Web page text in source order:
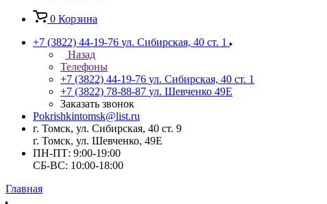
0 Корзина
+7 (3822) 44-19-76 ул. Сибирская, 40 ст. 1
Назад
Телефоны
+7 (3822) 44-19-76 ул. Сибирская, 40 ст. 1
+7 (3822) 78-88-87 ул. Шевченко 49Е
Заказать звонок
Pokrishkintomsk@list.ru
г. Томск, ул. Сибирская, 40 ст. 9
г. Томск, ул. Шевченко, 49Е
ПН-ПТ: 9:00-19:00
СБ-ВС: 10:00-18:00
Главная